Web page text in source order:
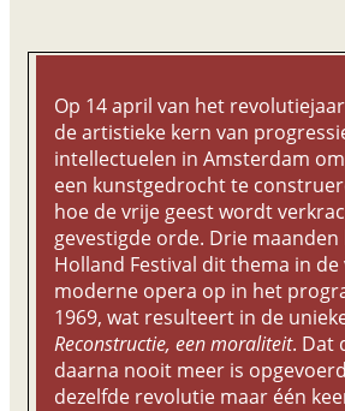
Op 14 april van het
de artistieke kern van
intellectuelen in Amsterdam
een kunstgedrocht te
hoe de vrije geest wordt
gevestigde orde. Drie
Holland Festival dit thema in
moderne opera op in het
1969, wat resulteert in de
Reconstructie, een moraliteit. Dat
daarna nooit meer is
dezelfde revolutie maar één